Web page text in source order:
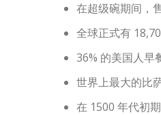
在超级碗期间，
全球正式有
36% 的美国人早
世界上最大的比
在 1500 年代初